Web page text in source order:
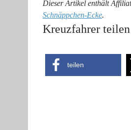
Dieser Artikel enthält
Schnäppchen-Ecke.
Kreuzfahrer
teilen